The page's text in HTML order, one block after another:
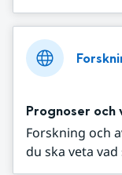
Prognoser och
Forskning och
du ska veta vad